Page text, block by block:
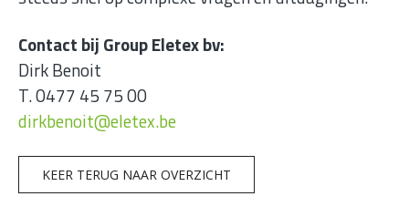
Contact bij Group Eletex bv:
Dirk Benoit
T. 0477 45 75 00
dirkbenoit@eletex.be
KEER TERUG NAAR OVERZICHT